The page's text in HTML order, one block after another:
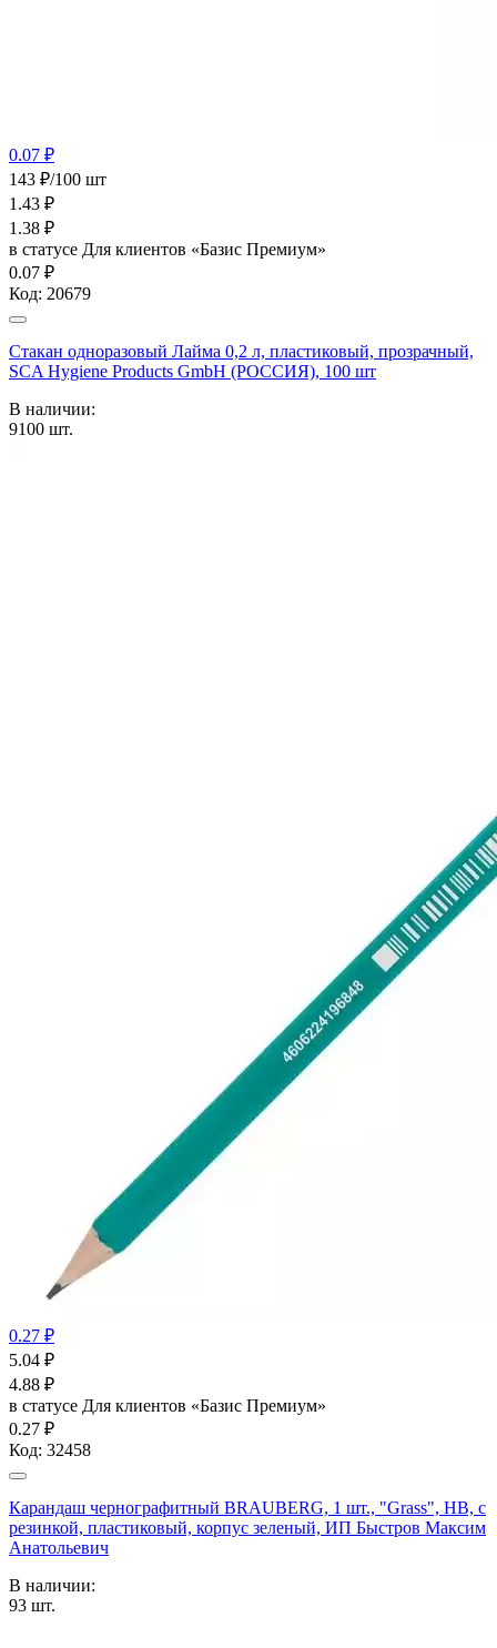
0.07 ₽
143 ₽/100 шт
1.43 ₽
1.38 ₽
в статусе Для клиентов «Базис Премиум»
0.07 ₽
Код: 20679
Стакан одноразовый Лайма 0,2 л, пластиковый, прозрачный,
SCA Hygiene Products GmbH (РОССИЯ), 100 шт
В наличии:
9100 шт.
0.27 ₽
5.04 ₽
4.88 ₽
в статусе Для клиентов «Базис Премиум»
0.27 ₽
Код: 32458
Карандаш чернографитный BRAUBERG, 1 шт., "Grass", НВ, с
резинкой, пластиковый, корпус зеленый, ИП Быстров Максим
Анатольевич
В наличии:
93 шт.